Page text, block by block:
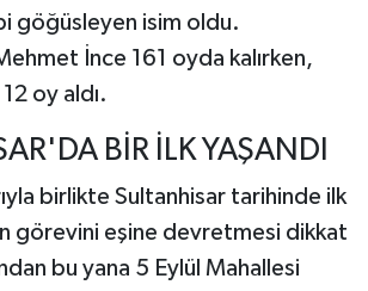
göğüsleyen isim oldu.
İnce 161 oyda kalırken,
oy aldı.
BİR İLK YAŞANDI
birlikte Sultanhisar tarihinde ilk
görevini eşine devretmesi dikkat
bu yana 5 Eylül Mahallesi